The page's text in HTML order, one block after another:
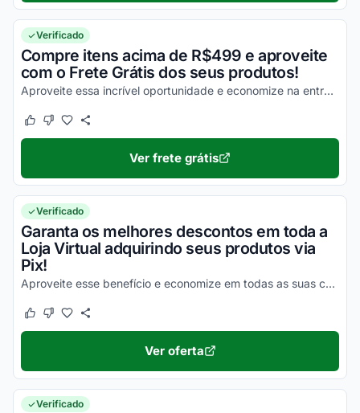
Verificado
Compre itens acima de R$499 e aproveite
com o Frete Grátis dos seus produtos!
Aproveite essa incrível oportunidade e economize na entrega de todos os seus pedidos!
Este cupom funcionou
Este cupom não funcionou
Ver frete grátis
Verificado
Garanta os melhores descontos em toda a
Loja Virtual adquirindo seus produtos via
Pix!
Aproveite esse benefício e economize em todas as suas compras ainda hoje!
Este cupom funcionou
Este cupom não funcionou
Ver oferta
Verificado